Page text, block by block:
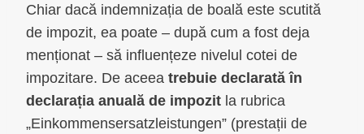
Chiar dacă indemnizația de boală este scutită
de impozit, ea poate – după cum a fost deja
menționat – să influențeze nivelul cotei de
impozitare. De aceea trebuie declarată în
declarația anuală de impozit la rubrica
„Einkommensersatzleistungen” (prestații de